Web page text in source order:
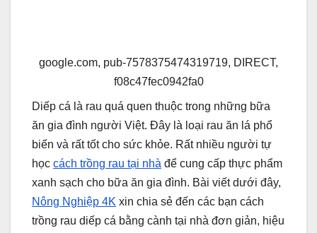
google.com, pub-7578375474319719, DIRECT,
f08c47fec0942fa0
Diếp cá là rau quá quen thuộc trong những bữa
ăn gia đình người Việt. Đây là loại rau ăn lá phổ
biến và rất tốt cho sức khỏe. Rất nhiều người tự
học cách trồng rau tại nhà để cung cấp thực phẩm
xanh sạch cho bữa ăn gia đình. Bài viết dưới đây,
Nông Nghiệp 4K xin chia sẻ đến các bạn cách
trồng rau diếp cá bằng cành tại nhà đơn giản, hiệu